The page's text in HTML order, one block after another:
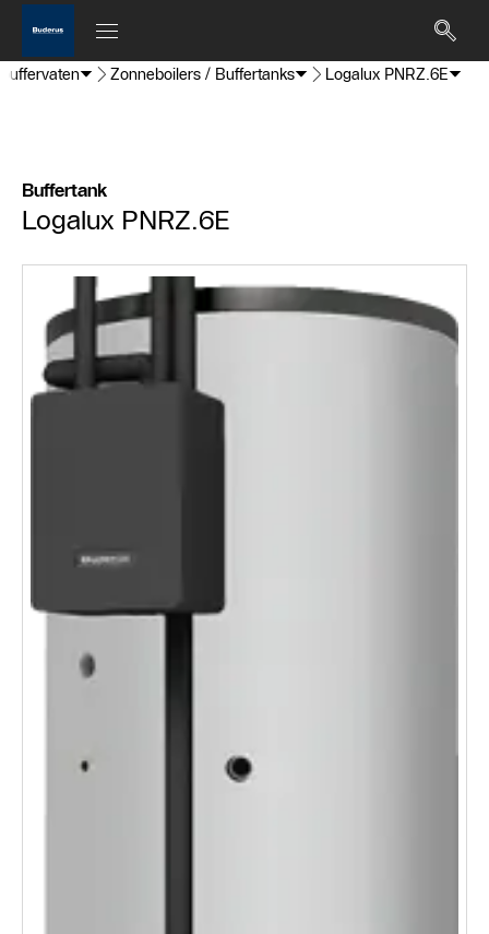
Zonneboilers / Buffertanks Logalux PNRZ.6E
Buffertank
Logalux PNRZ.6E